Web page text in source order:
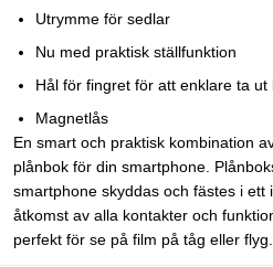
Utrymme för sedlar
Nu med praktisk ställfunktion
Hål för fingret för att enklare ta ut
Magnetlås
En smart och praktisk kombination
plånbok för din smartphone.
smartphone skyddas och fästes i
åtkomst av alla kontakter och
perfekt för se på film på tåg eller